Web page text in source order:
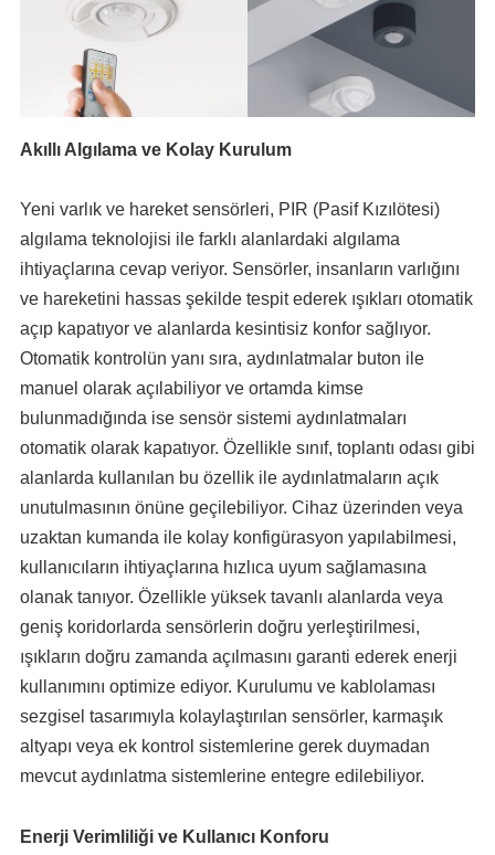
Akıllı Algılama ve Kolay Kurulum
Yeni varlık ve hareket sensörleri, PIR (Pasif Kızılötesi)
algılama teknolojisi ile farklı alanlardaki algılama
ihtiyaçlarına cevap veriyor. Sensörler, insanların varlığını
ve hareketini hassas şekilde tespit ederek ışıkları otomatik
açıp kapatıyor ve alanlarda kesintisiz konfor sağlıyor.
Otomatik kontrolün yanı sıra, aydınlatmalar buton ile
manuel olarak açılabiliyor ve ortamda kimse
bulunmadığında ise sensör sistemi aydınlatmaları
otomatik olarak kapatıyor. Özellikle sınıf, toplantı odası gibi
alanlarda kullanılan bu özellik ile aydınlatmaların açık
unutulmasının önüne geçilebiliyor. Cihaz üzerinden veya
uzaktan kumanda ile kolay konfigürasyon yapılabilmesi,
kullanıcıların ihtiyaçlarına hızlıca uyum sağlamasına
olanak tanıyor. Özellikle yüksek tavanlı alanlarda veya
geniş koridorlarda sensörlerin doğru yerleştirilmesi,
ışıkların doğru zamanda açılmasını garanti ederek enerji
kullanımını optimize ediyor. Kurulumu ve kablolaması
sezgisel tasarımıyla kolaylaştırılan sensörler, karmaşık
altyapı veya ek kontrol sistemlerine gerek duymadan
mevcut aydınlatma sistemlerine entegre edilebiliyor.
Enerji Verimliliği ve Kullanıcı Konforu